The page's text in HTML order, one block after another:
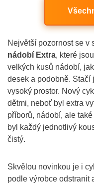
Největší pozornost se v
nádobí Extra, které
velkých kusů nádobí,
desek a podobně. Stačí
vysoký prostor. Nový
dětmi, neboť byl extra
příborů, nádobí, ale
byl každý jednotlivý
čistý.
Skvělou novinkou je i
podle výrobce odstranit